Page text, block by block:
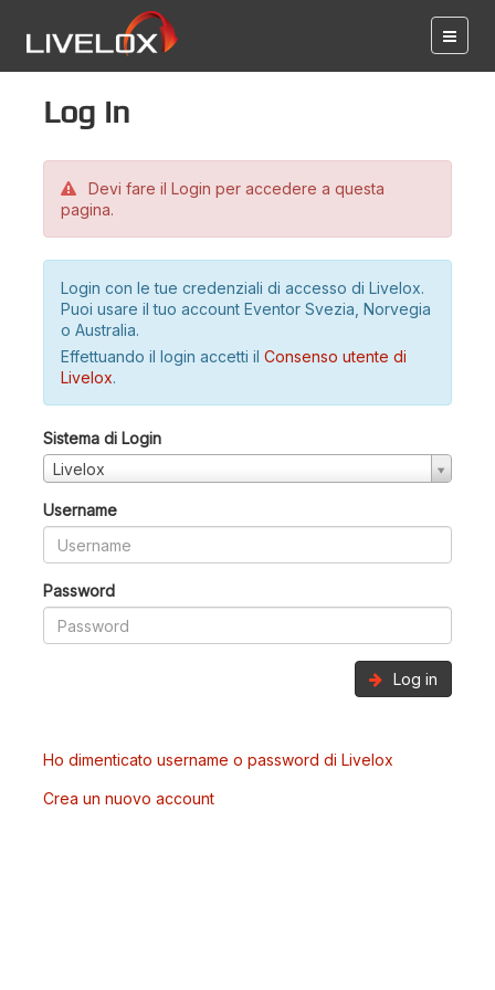
Log in
Devi fare il Login per accedere a questa
pagina.
Login con le tue credenziali di accesso di Livelox.
Puoi usare il tuo account Eventor Svezia, Norvegia
o Australia.
Effettuando il login accetti il Consenso utente di
Livelox.
Sistema di Login
Livelox
Username
Password
Log in
Ho dimenticato username o password di Livelox
Crea un nuovo account